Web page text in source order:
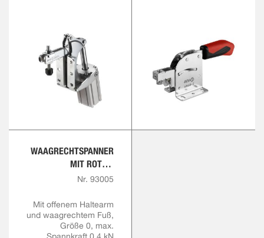
WAAGRECHTSPANNER
MIT ROTEM
HANDGRIFF
Nr. 93005
Mit offenem Haltearm
und waagrechtem Fuß,
Größe 0, max.